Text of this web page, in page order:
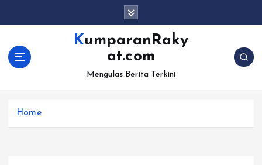
KumparanRaky
at.com
Mengulas Berita Terkini
Home